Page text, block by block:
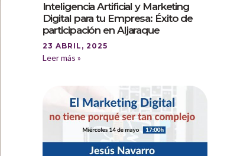
Inteligencia Artificial y Marketing
Digital para tu Empresa: Éxito de
participación en Aljaraque
23 ABRIL, 2025
Leer más »